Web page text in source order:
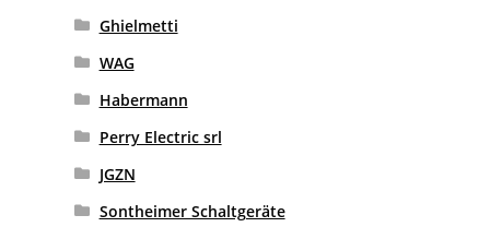
Ghielmetti
WAG
Habermann
Perry Electric srl
JGZN
Sontheimer Schaltgeräte